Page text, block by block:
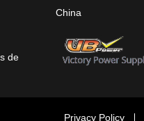
de
China
Privacy Policy